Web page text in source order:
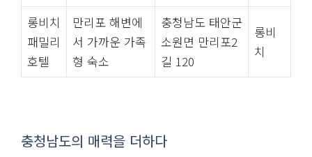
롱비치
패밀리
호텔
만리포 해변에
서 가까운 가족
형 숙소
충청남도 태안군
소원면 만리포2
길 120
롱비
치
충청남도의 매력을 더하다